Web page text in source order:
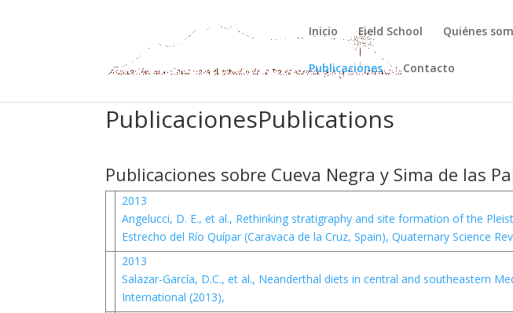
Inicio Field School Quiénes
Publicaciones Contacto
PublicacionesPublications
Publicaciones sobre Cueva Negra y Sima de las
2013
Angelucci, D. E., et al., Rethinking stratigraphy and site formation of the
Estrecho del Río Quípar (Caravaca de la Cruz, Spain), Quaternary Science
2013
Salazar-García, D.C., et al., Neanderthal diets in central and southeastern
International (2013),